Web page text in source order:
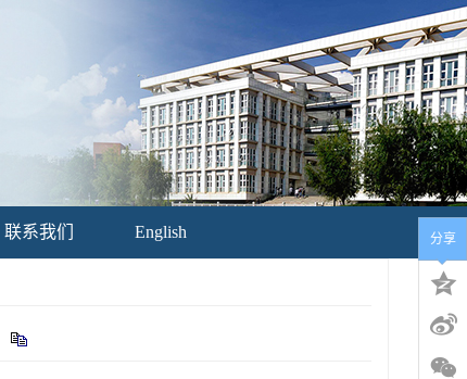
联系我们 English 分享